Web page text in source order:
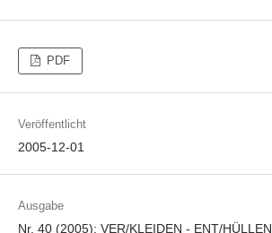
PDF
Veröffentlicht
2005-12-01
Ausgabe
Nr. 40 (2005): VER/KLEIDEN - ENT/HÜLLEN